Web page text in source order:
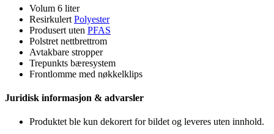
Volum 6 liter
Resirkulert Polyester
Produsert uten PFAS
Polstret nettbrettrom
Avtakbare stropper
Trepunkts bæresystem
Frontlomme med nøkkelklips
Juridisk informasjon & advarsler
Produktet ble kun dekorert for bildet og leveres uten innhold.